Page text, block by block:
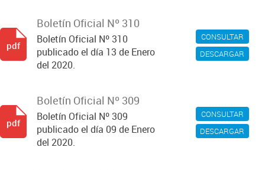
CONSULTAR
DESCARGAR
Boletín Oficial Nº 310
Boletín Oficial Nº 310
publicado el día 13 de Enero
del 2020.
pdf
CONSULTAR
DESCARGAR
Boletín Oficial Nº 309
Boletín Oficial Nº 309
publicado el día 09 de Enero
del 2020.
pdf